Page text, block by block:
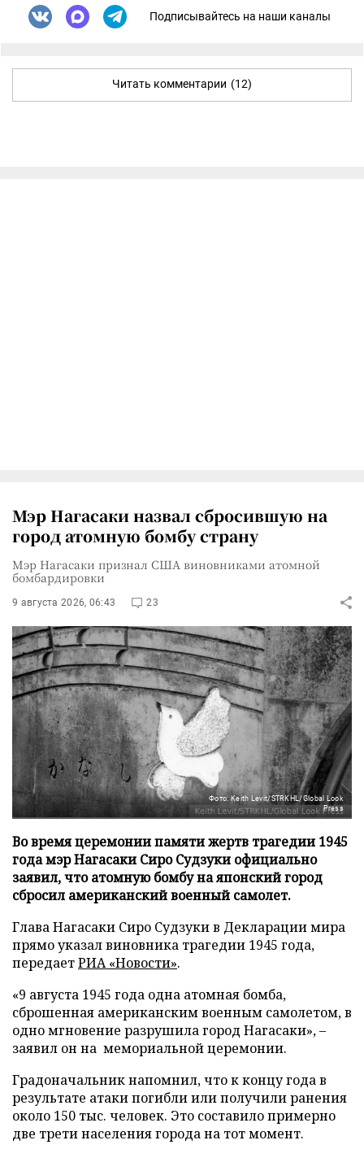
Подписывайтесь на наши каналы
Читать комментарии (12)
Мэр Нагасаки назвал сбросившую на
город атомную бомбу страну
Мэр Нагасаки признал США виновниками атомной
бомбардировки
9 августа 2026, 06:43 23
Фото: Keith Levit/STRKHL/Global Look
Press
Во время церемонии памяти жертв трагедии 1945
года мэр Нагасаки Сиро Судзуки официально
заявил, что атомную бомбу на японский город
сбросил американский военный самолет.
Глава Нагасаки Сиро Судзуки в Декларации мира
прямо указал виновника трагедии 1945 года,
передаетРИА «Новости».
«9 августа 1945 года одна атомная бомба,
сброшенная американским военным самолетом, в
одно мгновение разрушила город Нагасаки», –
заявил он на мемориальной церемонии.
Градоначальник напомнил, что к концу года в
результате атаки погибли или получили ранения
около 150 тыс. человек. Это составило примерно
две трети населения города на тот момент.